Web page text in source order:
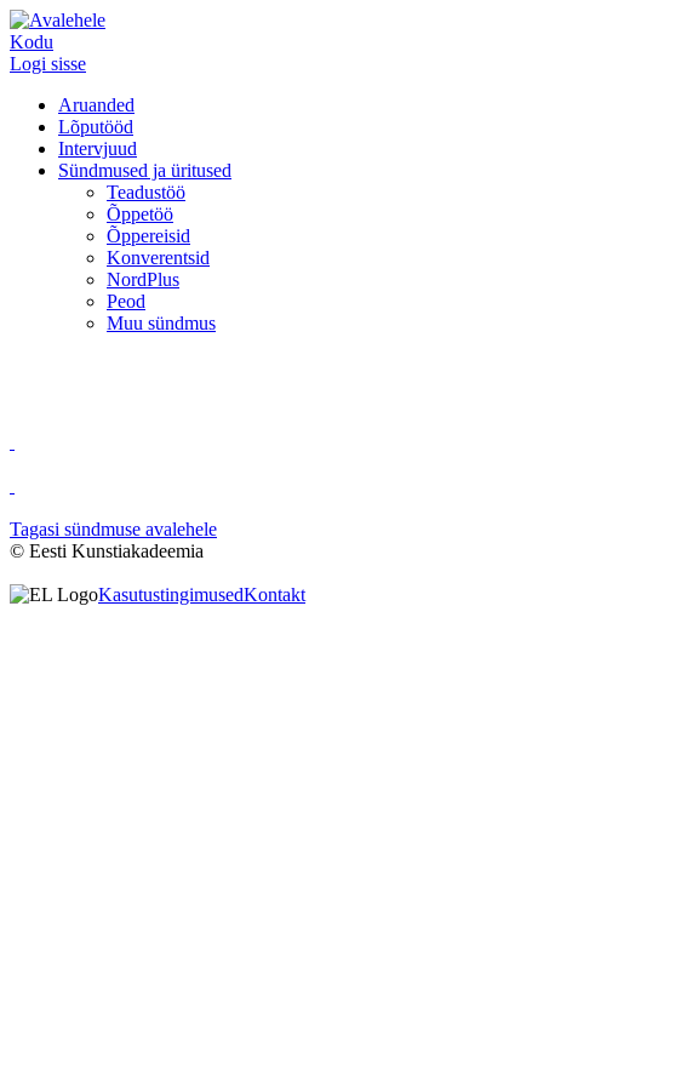
Kodu
Logi sisse
Aruanded
Lõputööd
Intervjuud
Sündmused ja üritused
Teadustöö
Õppetöö
Õppereisid
Konverentsid
NordPlus
Peod
Muu sündmus
Tagasi sündmuse avalehele
© Eesti Kunstiakadeemia
KasutustingimusedKontakt